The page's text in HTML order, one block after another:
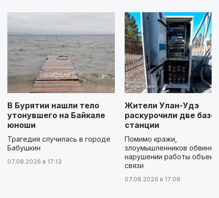
В Бурятии нашли тело
утонувшего на Байкале
юноши
Трагедия случилась в городе
Бабушкин
07.08.2026 в 17:13
Жители Улан-Удэ
раскурочили две
станции
Помимо кражи,
злоумышленников
нарушении работы
связи
07.08.2026 в 17:08